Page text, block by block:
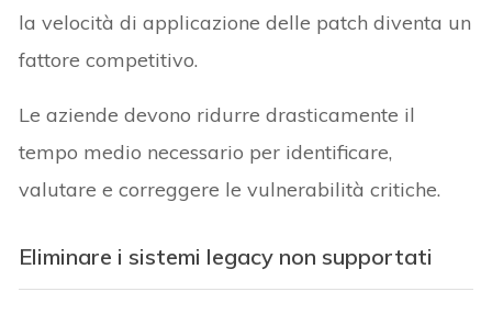
la velocità di applicazione delle patch diventa un
fattore competitivo.
Le aziende devono ridurre drasticamente il
tempo medio necessario per identificare,
valutare e correggere le vulnerabilità critiche.
Eliminare i sistemi legacy non supportati